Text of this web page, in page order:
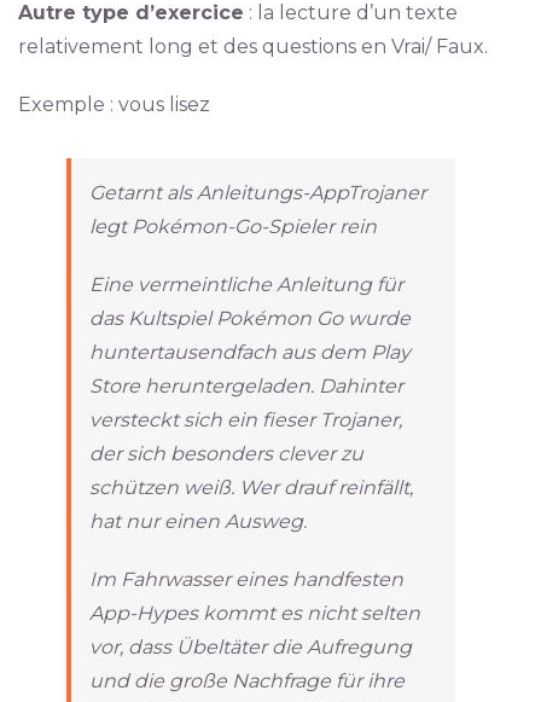
Autre type d’exercice : la lecture d’un texte
relativement long et des questions en Vrai/ Faux.
Exemple : vous lisez
Getarnt als Anleitungs-AppTrojaner
legt Pokémon-Go-Spieler rein
Eine vermeintliche Anleitung für
das Kultspiel Pokémon Go wurde
huntertausendfach aus dem Play
Store heruntergeladen. Dahinter
versteckt sich ein fieser Trojaner,
der sich besonders clever zu
schützen weiß. Wer drauf reinfällt,
hat nur einen Ausweg.
Im Fahrwasser eines handfesten
App-Hypes kommt es nicht selten
vor, dass Übeltäter die Aufregung
und die große Nachfrage für ihre